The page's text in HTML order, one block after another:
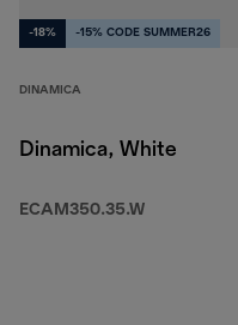
-18% -15% CODE SUMMER26
DINAMICA
Dinamica, White
ECAM350.35.W